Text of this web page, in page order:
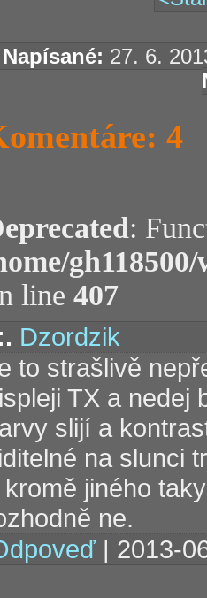
Napísané: 27. 6.
4
:
line 407
Dzordzik
to strašlivě
TX a nedej
slijí a
na slunci
kromě jiného
ne.
| 2013-